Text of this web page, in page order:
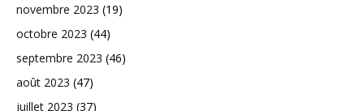
novembre 2023 (19)
octobre 2023 (44)
septembre 2023 (46)
août 2023 (47)
juillet 2023 (37)